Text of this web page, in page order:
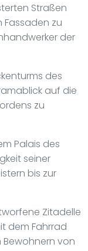
Straßen
Fassaden zu
der
des
auf die
zu
Palais des
seiner
bis zur
Zitadelle
dem Fahrrad
von